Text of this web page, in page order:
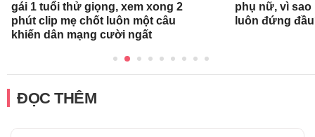
gái 1 tuổi thử giọng, xem xong 2
phút clip mẹ chốt luôn một câu
khiến dân mạng cười ngất
phụ nữ, vì sao
luôn đứng
ĐỌC THÊM